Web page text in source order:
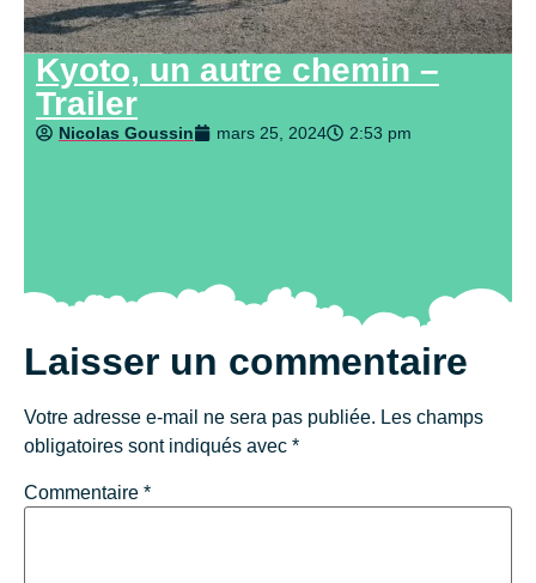
Kyoto, un autre chemin –
Trailer
Nicolas Goussin mars 25, 2024 2:53 pm
Laisser un commentaire
Votre adresse e-mail ne sera pas publiée. Les champs
obligatoires sont indiqués avec *
Commentaire *